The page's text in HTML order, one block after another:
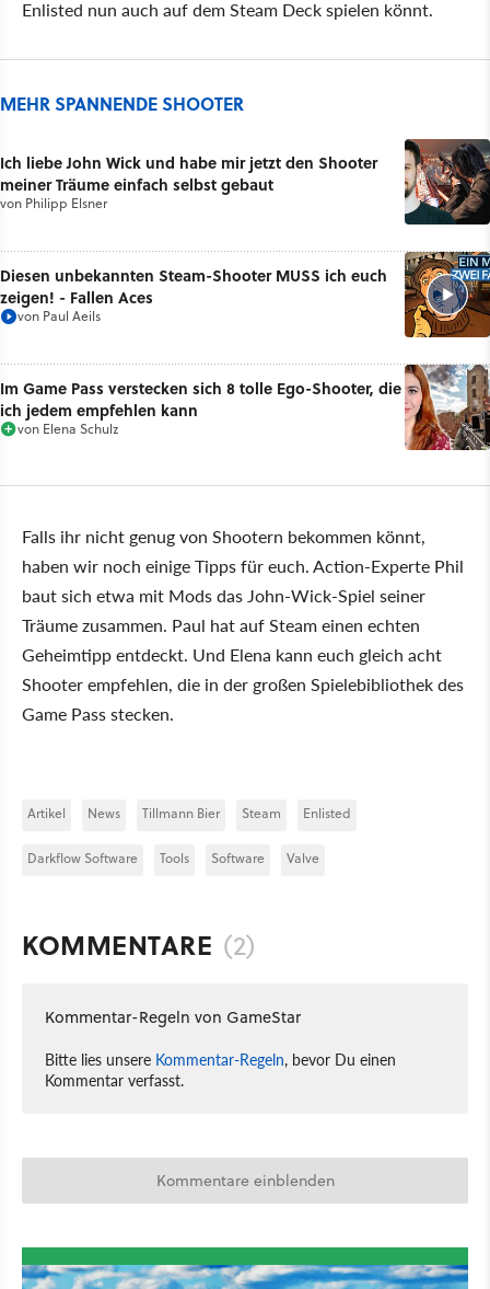
Enlisted nun auch auf dem Steam Deck spielen könnt.
MEHR SPANNENDE SHOOTER
Ich liebe John Wick und habe mir jetzt den Shooter
meiner Träume einfach selbst gebaut
von Philipp Elsner
Diesen unbekannten Steam-Shooter MUSS ich euch
zeigen! - Fallen Aces
von Paul Aeils
Im Game Pass verstecken sich 8 tolle Ego-Shooter, die
ich jedem empfehlen kann
von Elena Schulz
Falls ihr nicht genug von Shootern bekommen könnt,
haben wir noch einige Tipps für euch. Action-Experte Phil
baut sich etwa mit Mods das John-Wick-Spiel seiner
Träume zusammen. Paul hat auf Steam einen echten
Geheimtipp entdeckt. Und Elena kann euch gleich acht
Shooter empfehlen, die in der großen Spielebibliothek des
Game Pass stecken.
Artikel News Tillmann Bier Steam Enlisted
Darkflow Software Tools Software Valve
KOMMENTARE (2)
Kommentar-Regeln von GameStar
Bitte lies unsere Kommentar-Regeln, bevor Du einen
Kommentar verfasst.
Kommentare einblenden